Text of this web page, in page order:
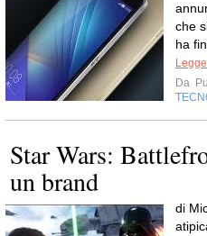
che
ha
Da
Star Wars:
un brand
di